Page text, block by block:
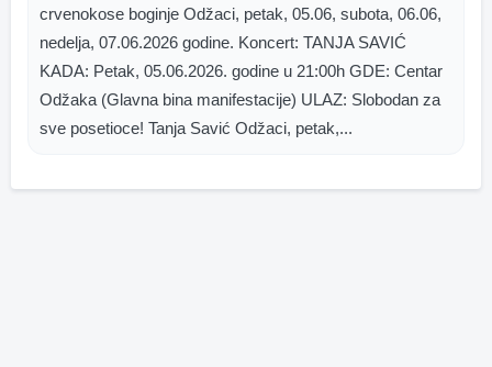
crvenokose boginje Odžaci, petak, 05.06, subota, 06.06,
nedelja, 07.06.2026 godine. Koncert: TANJA SAVIĆ
KADA: Petak, 05.06.2026. godine u 21:00h GDE: Centar
Odžaka (Glavna bina manifestacije) ULAZ: Slobodan za
sve posetioce! Tanja Savić Odžaci, petak,...